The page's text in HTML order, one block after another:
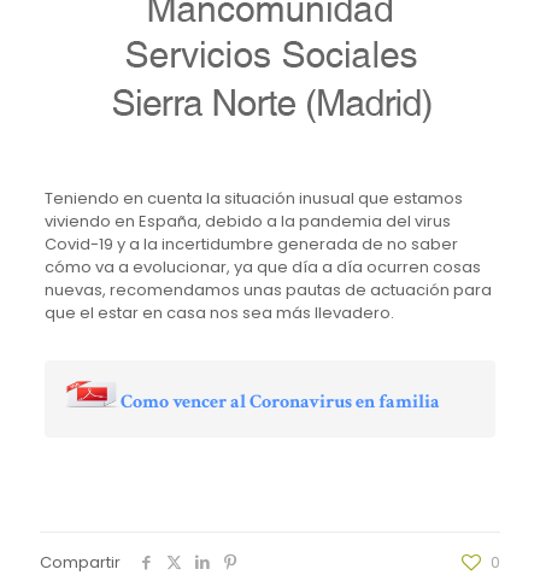
Teniendo en cuenta la situación inusual que estamos
viviendo en España, debido a la pandemia del virus
Covid-19 y a la incertidumbre generada de no saber
cómo va a evolucionar, ya que día a día ocurren cosas
nuevas, recomendamos unas pautas de actuación para
que el estar en casa nos sea más llevadero.
Como vencer al Coronavirus en familia
Compartir 0